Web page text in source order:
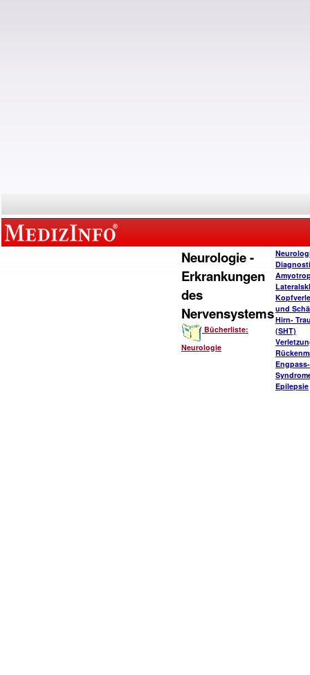
Neurologie -
Erkrankungen
des
Nervensystems
Bücherliste:
Neurologie
und
Hirn-
(SHT)
Engpass-
Epilepsie